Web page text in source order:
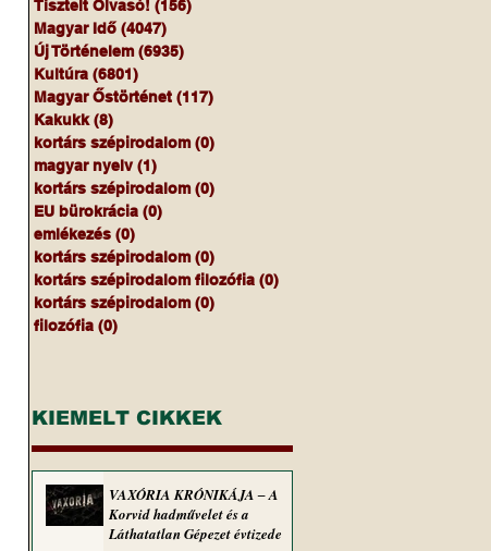
Tisztelt Olvasó! (156)
Magyar Idő (4047)
Új Történelem (6935)
Kultúra (6801)
Magyar Őstörténet (117)
Kakukk (8)
kortárs szépirodalom (0)
magyar nyelv (1)
kortárs szépirodalom (0)
EU bürokrácia (0)
emlékezés (0)
kortárs szépirodalom (0)
kortárs szépirodalom filozófia (0)
kortárs szépirodalom (0)
filozófia (0)
KIEMELT CIKKEK
VAXÓRIA KRÓNIKÁJA ‒ A
Korvid hadművelet és a
Láthatatlan Gépezet évtizede